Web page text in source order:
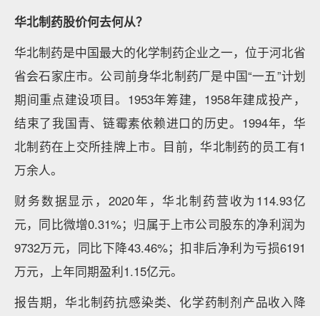
华北制药股价何去何从？
华北制药是中国最大的化学制药企业之一，位于河北省
省会石家庄市。公司前身华北制药厂是中国“一五”计划
期间重点建设项目。1953年筹建，1958年建成投产，
结束了我国青、链霉素依赖进口的历史。1994年，华
北制药在上交所挂牌上市。目前，华北制药的员工有1
万余人。
财务数据显示，2020年，华北制药营收为114.93亿
元，同比微增0.31%；归属于上市公司股东的净利润为
9732万元，同比下降43.46%；扣非后净利为亏损6191
万元，上年同期盈利1.15亿元。
报告期，华北制药抗感染类、化学药制剂产品收入降